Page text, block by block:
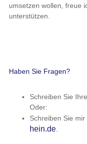
umsetzen wollen, freue
unterstützen.
Haben Sie Fragen?
Schreiben Sie
Oder:
Schreiben Sie
hein.de.